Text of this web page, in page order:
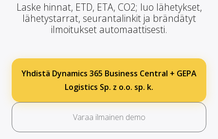
Laske hinnat, ETD, ETA, CO2; luo lähetykset,
lähetystarrat, seurantalinkit ja brändätyt
ilmoitukset automaattisesti.
Yhdistä Dynamics 365 Business Central + GEPA
Logistics Sp. z o.o. sp. k.
Varaa ilmainen demo